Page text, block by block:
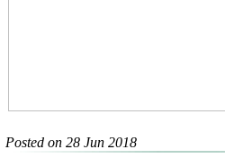
Posted on 28 Jun 2018